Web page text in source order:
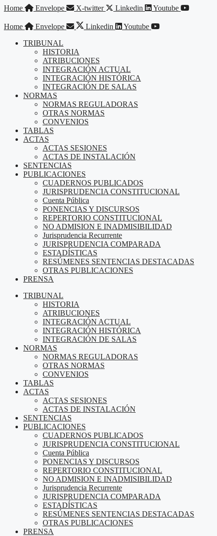
Saltar
contenido
Home Envelope X-twitter Linkedin Youtube
Home Envelope Linkedin
Youtube
TRIBUNAL
HISTORIA
ATRIBUCIONES
INTEGRACIÓN ACTUAL
INTEGRACIÓN HISTÓRICA
INTEGRACIÓN DE SALAS
NORMAS
NORMAS REGULADORAS
OTRAS NORMAS
CONVENIOS
TABLAS
ACTAS
ACTAS SESIONES
ACTAS DE INSTALACIÓN
SENTENCIAS
PUBLICACIONES
CUADERNOS PUBLICADOS
JURISPRUDENCIA CONSTITUCIONAL
Cuenta Pública
PONENCIAS Y DISCURSOS
REPERTORIO CONSTITUCIONAL
NO ADMISION E INADMISIBILIDAD
Jurisprudencia Recurrente
JURISPRUDENCIA COMPARADA
ESTADÍSTICAS
RESÚMENES SENTENCIAS DESTACADAS
OTRAS PUBLICACIONES
PRENSA
TRIBUNAL
HISTORIA
ATRIBUCIONES
INTEGRACIÓN ACTUAL
INTEGRACIÓN HISTÓRICA
INTEGRACIÓN DE SALAS
NORMAS
NORMAS REGULADORAS
OTRAS NORMAS
CONVENIOS
TABLAS
ACTAS
ACTAS SESIONES
ACTAS DE INSTALACIÓN
SENTENCIAS
PUBLICACIONES
CUADERNOS PUBLICADOS
JURISPRUDENCIA CONSTITUCIONAL
Cuenta Pública
PONENCIAS Y DISCURSOS
REPERTORIO CONSTITUCIONAL
NO ADMISION E INADMISIBILIDAD
Jurisprudencia Recurrente
JURISPRUDENCIA COMPARADA
ESTADÍSTICAS
RESÚMENES SENTENCIAS DESTACADAS
OTRAS PUBLICACIONES
PRENSA